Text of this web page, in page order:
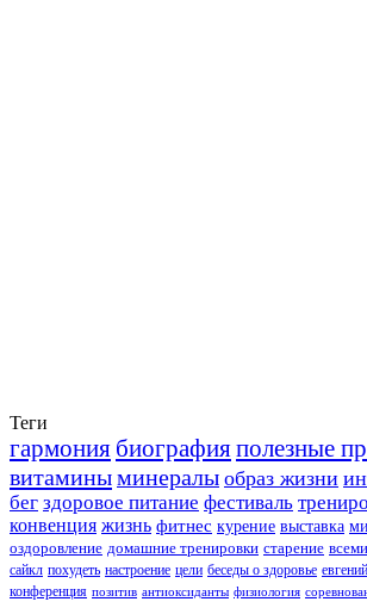
Теги
гармония биографияполезные
витаминыминералы образ жизни
бег здоровое питание фестиваль
конвенция жизнь фитнес курение выставка
оздоровление домашние тренировки старение
сайкл похудеть настроение цели беседы о здоровье
конференция позитив антиоксиданты физиология